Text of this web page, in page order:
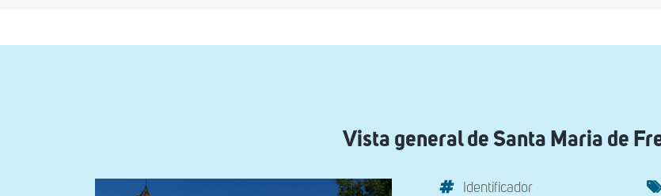
Vista general de Santa Maria de
Identificador